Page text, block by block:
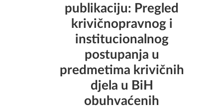
publikaciju: Pregled
krivičnopravnog i
institucionalnog
postupanja u
predmetima krivičnih
djela u BiH
obuhvaćenih